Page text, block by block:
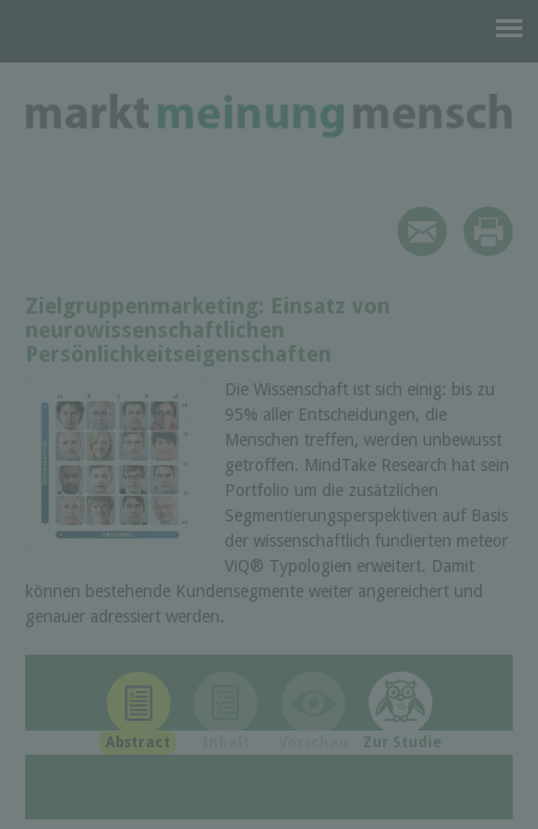
Zielgruppenmarketing: Einsatz von
neurowissenschaftlichen
Persönlichkeitseigenschaften
Die Wissenschaft ist sich einig: bis zu
95% aller Entscheidungen, die
Menschen treffen, werden unbewusst
getroffen. MindTake Research hat sein
Portfolio um die zusätzlichen
Segmentierungsperspektiven auf Basis
der wissenschaftlich fundierten meteor
ViQ® Typologien erweitert. Damit
können bestehende Kundensegmente weiter angereichert und
genauer adressiert werden.
Abstract Zur Studie